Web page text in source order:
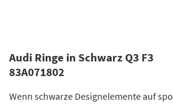
Audi Ringe in Schwarz Q3 F3
83A071802
Wenn schwarze Designelemente auf